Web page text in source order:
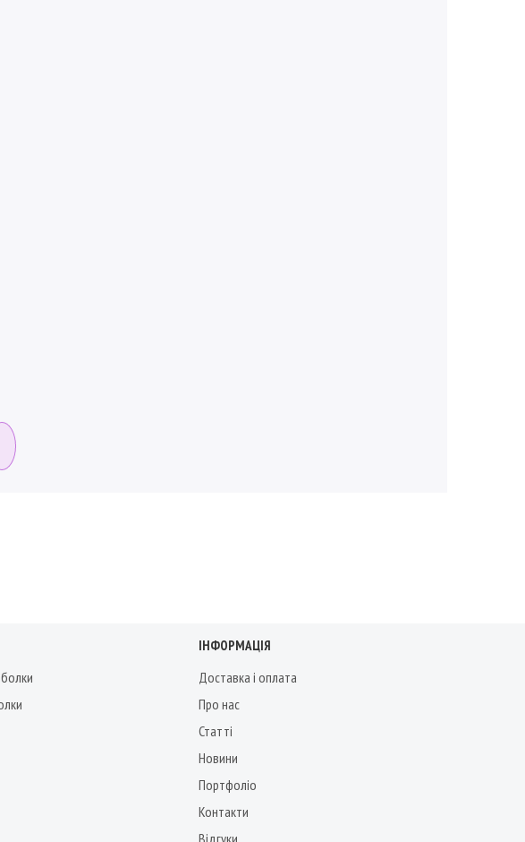
ІНФОРМАЦІЯ
Доставка і оплата
Про нас
Статті
Новини
Портфоліо
Контакти
Відгуки